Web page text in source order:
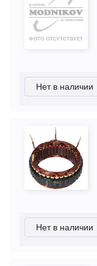
Нет в наличии
Нет в наличии